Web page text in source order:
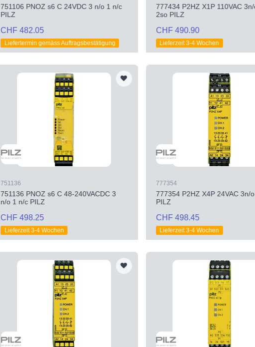
751106 PNOZ s6 C 24VDC 3 n/o 1 n/c
PILZ
CHF 482.05
Liefertermin gemäss Auftragsbestätigung
777434 P2HZ X1P 110VAC
2so PILZ
CHF 490.90
Lieferzeit 3-4 Wochen
751136
751136 PNOZ s6 C 48-240VACDC 3
n/o 1 n/c PILZ
CHF 498.25
Lieferzeit 3-4 Wochen
777354
777354 P2HZ X4P 24VAC 3n/
PILZ
CHF 498.45
Lieferzeit 3-4 Wochen